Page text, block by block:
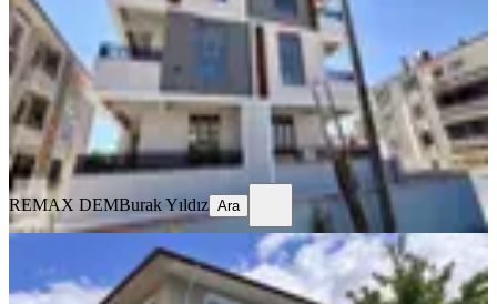
2+1
100 m²·2. Kat·23.07.2026
21.000 ₺
REMAX DEMBurak Yıldız
Ara
REMAX DEMBurak Yıldız Ara
BALKONLU
Remax Dem'den İnönü Mah. Kiralık
3+1 Daire